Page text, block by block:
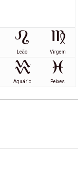
Leão Virgem
Aquário Peixes